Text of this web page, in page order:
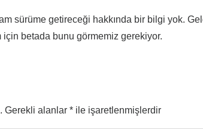
sürüme getireceği hakkında bir bilgi yok.
için betada bunu görmemiz gerekiyor.
Gerekli alanlar * ile işaretlenmişlerdir